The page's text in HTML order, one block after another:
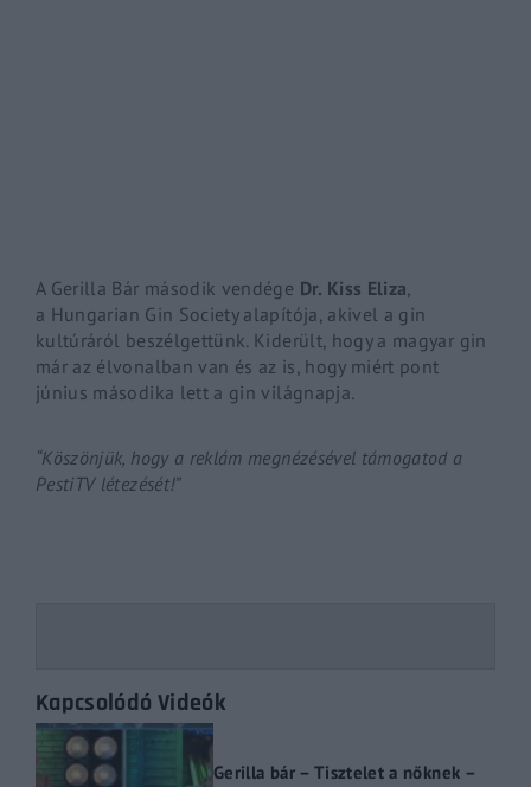
A Gerilla Bár második vendége Dr. Kiss Eliza
a Hungarian Gin Societyalapítója, akivel a gin
kultúráról beszélgettünk. Kiderült, hogy a magyar gin
már az élvonalban van és az is, hogy miért pont
június másodika lett a gin világnapja.
“Köszönjük, hogy a reklám megnézésével támogatod a
PestiTV létezését!”
Kapcsolódó Videók
Gerilla bár – Tisztelet a nőknek –